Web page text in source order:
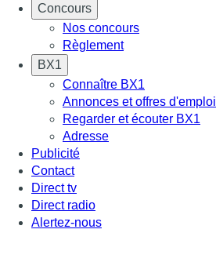
Concours
Nos concours
Règlement
BX1
Connaître BX1
Annonces et offres d'emploi
Regarder et écouter BX1
Adresse
Publicité
Contact
Direct tv
Direct radio
Alertez-nous